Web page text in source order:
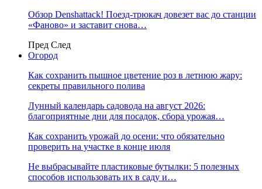
Обзор Denshattack! Поезд-трюкач довезет вас до станции
«Фаново» и заставит снова…
Пред След
Огород
Как сохранить пышное цветение роз в летнюю жару:
секреты правильного полива
Лунный календарь садовода на август 2026:
благоприятные дни для посадок, сбора урожая…
Как сохранить урожай до осени: что обязательно
проверить на участке в конце июля
Не выбрасывайте пластиковые бутылки: 5 полезных
способов использовать их в саду и…